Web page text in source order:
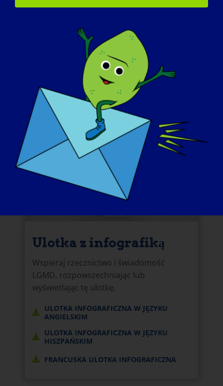
Podejmij inicjatywę, wysyłając informację
lokalnych mediów przed wydarzeniem.
Twój głos może pomóc przyciągnąć
uwagę i wsparcie ze strony szerszej
PRZYKŁADOWA INFORMACJA PRASOWA
Ulotka z infografiką
Wspieraj rzecznictwo i świadomość
LGMD, rozpowszechniając lub
wyświetlając tę ulotkę.
ULOTKA INFOGRAFICZNA W JĘZYKU
ANGIELSKIM
ULOTKA INFOGRAFICZNA W JĘZYKU
HISZPAŃSKIM
FRANCUSKA ULOTKA INFOGRAFICZNA